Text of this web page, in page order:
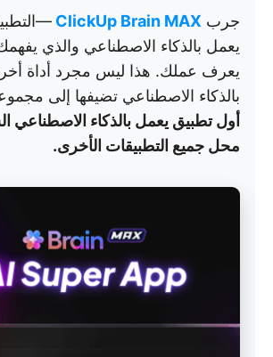
جرب ClickUp Brain MAX
يعمل بالذكاء الاصطناعي والذي
يعرف عملك. هذا ليس مجرد أداة
بالذكاء الاصطناعي تضيفها إلى
أول تطبيق يعمل بالذكاء الاصطناعي
محل جميع التطبيقات الأخرى.